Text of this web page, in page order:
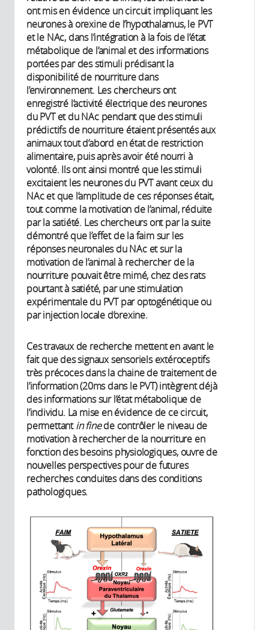
ont mis en évidence un circuit impliquant les
neurones à orexine de l’hypothalamus, le PVT
et le NAc, dans l’intégration à la fois de l’état
métabolique de l’animal et des informations
portées par des stimuli prédisant la
disponibilité de nourriture dans
l’environnement. Les chercheurs ont
enregistré l’activité électrique des neurones
du PVT et du NAc pendant que des stimuli
prédictifs de nourriture étaient présentés aux
animaux tout d’abord en état de restriction
alimentaire, puis après avoir été nourri à
volonté. Ils ont ainsi montré que les stimuli
excitaient les neurones du PVT avant ceux du
NAc et que l’amplitude de ces réponses était,
tout comme la motivation de l’animal, réduite
par la satiété. Les chercheurs ont par la suite
démontré que l’effet de la faim sur les
réponses neuronales du NAc et sur la
motivation de l’animal à rechercher de la
nourriture pouvait être mimé, chez des rats
pourtant à satiété, par une stimulation
expérimentale du PVT par optogénétique ou
par injection locale d’orexine.
Ces travaux de recherche mettent en avant le
fait que des signaux sensoriels extéroceptifs
très précoces dans la chaine de traitement de
l’information (20ms dans le PVT) intègrent déjà
des informations sur l’état métabolique de
l’individu. La mise en évidence de ce circuit,
permettantin finede contrôler le niveau de
motivation à rechercher de la nourriture en
fonction des besoins physiologiques, ouvre de
nouvelles perspectives pour de futures
recherches conduites dans des conditions
pathologiques.